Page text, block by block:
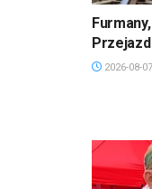
2026-08-07